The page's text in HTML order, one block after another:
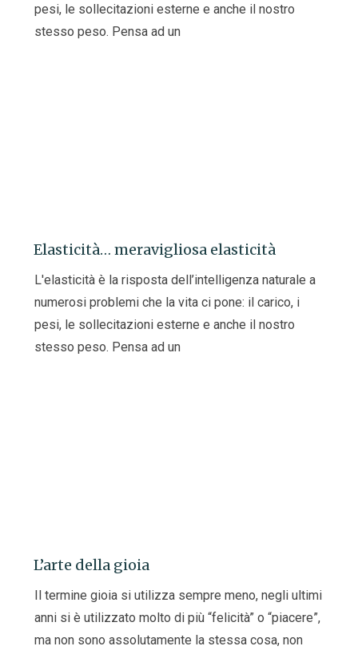
pesi, le sollecitazioni esterne e anche il nostro
stesso peso. Pensa ad un
Elasticità… meravigliosa elasticità
L'elasticità è la risposta dell’intelligenza naturale a
numerosi problemi che la vita ci pone: il carico, i
pesi, le sollecitazioni esterne e anche il nostro
stesso peso. Pensa ad un
L’arte della gioia
Il termine gioia si utilizza sempre meno, negli ultimi
anni si è utilizzato molto di più “felicità” o “piacere”,
ma non sono assolutamente la stessa cosa, non